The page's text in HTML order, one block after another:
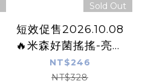
Sold Out
短效促售2026.10.08
🔥米森好菌搖搖-亮妍
草莓C
NT$246
NT$328